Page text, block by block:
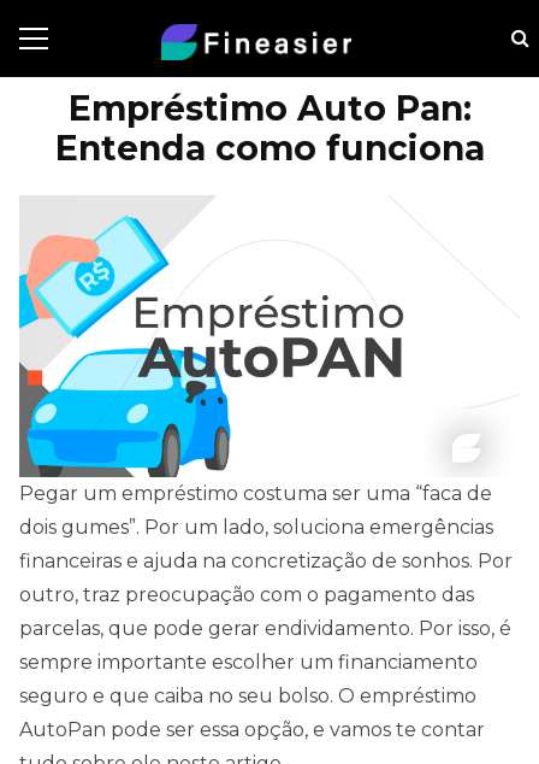
Empréstimo Auto Pan:
Entenda como funciona
Pegar um empréstimo costuma ser uma “faca de
dois gumes”. Por um lado, soluciona emergências
financeiras e ajuda na concretização de sonhos. Por
outro, traz preocupação com o pagamento das
parcelas, que pode gerar endividamento. Por isso, é
sempre importante escolher um financiamento
seguro e que caiba no seu bolso. O empréstimo
AutoPan pode ser essa opção, e vamos te contar